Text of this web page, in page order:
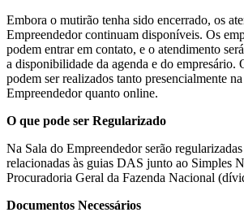
Embora o mutirão tenha sido encerrado, os
Empreendedor continuam disponíveis. Os
podem entrar em contato, e o atendimento
a disponibilidade da agenda e do empresário.
podem ser realizados tanto presencialmente
Empreendedor quanto online.
O que pode ser Regularizado
Na Sala do Empreendedor serão
relacionadas às guias DAS junto ao Simples
Procuradoria Geral da Fazenda Nacional
Documentos Necessários